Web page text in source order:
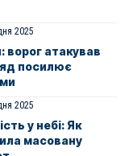
2025
ворог атакував
посилює
2025
у небі: Як
масовану